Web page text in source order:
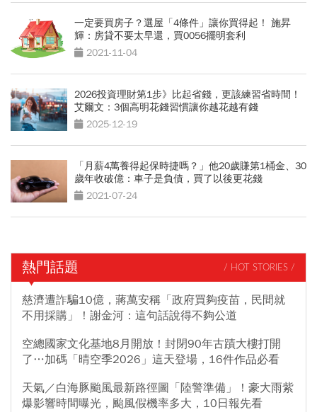
一定要買房子？選屋「4條件」讓你買得起！ 施昇
輝：房貸不要太早還，買0056擺明套利
2021-11-04
2026投資理財第1步》比起省錢，更該練習省時間！
艾爾文：3個高明花錢習慣讓你越花越有錢
2025-12-19
「月薪4萬養得起保時捷嗎？」他20歲賺第1桶金、30
歲年收破億：車子是負債，買了以後更花錢
2021-07-24
熱門話題 / HOT STORIES /
慈濟遭詐騙10億，蔣萬安稱「政府買夠疫苗，民間就
不用採購」！謝金河：這句話說得不夠公道
空總國家文化基地8月開放！封閉90年古蹟大樓打開
了…加碼「晴空季2026」這天登場，16件作品必看
天氣／白海豚颱風最新路徑圖「陸警準備」！豪大雨紫
爆影響時間曝光，颱風假機率多大，10日報先看